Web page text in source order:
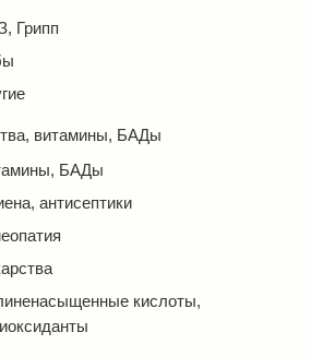
Грипп
витамины, БАДы
БАДы
антисептики
кислоты,